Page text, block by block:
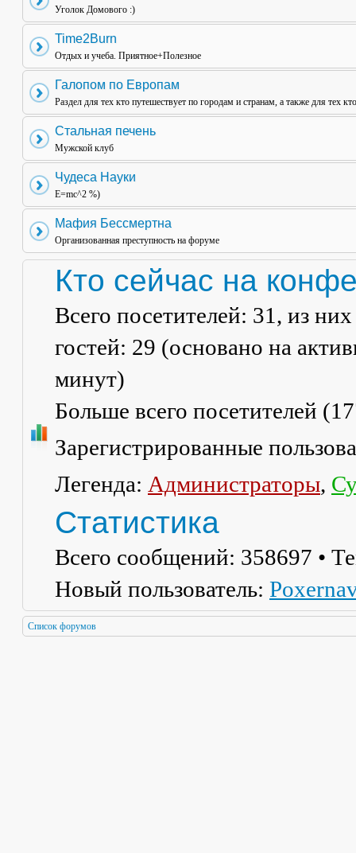
Уголок Домового :)
Time2Burn
Отдых и учеба. Приятное+Полезное
Галопом по Европам
Раздел для тех кто путешествует по городам и странам, а также для тех
Стальная печень
Мужской клуб
Чудеса Науки
E=mc^2 %)
Мафия Бессмертна
Организованная преступность на форуме
Кто сейчас на
Всего посетителей: 31 , из
гостей: 29 (основано на
минут)
Больше всего посетителей (
Зарегистрированные
Легенда: Администраторы,
Статистика
Всего сообщений: 358697 •
Новый пользователь:
Список форумов